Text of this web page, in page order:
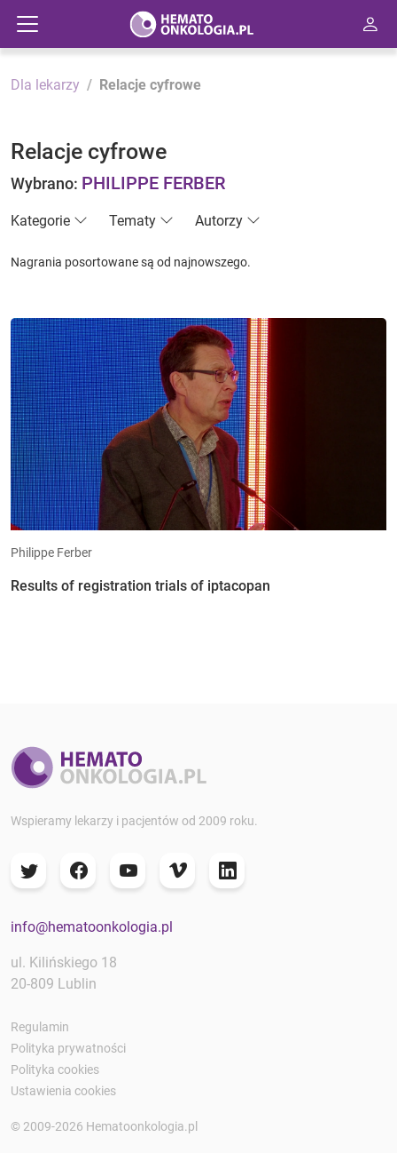
Dla lekarzy Relacje cyfrowe
Relacje cyfrowe
Wybrano: PHILIPPE FERBER
Kategorie Tematy Autorzy
Nagrania posortowane są od najnowszego.
Philippe Ferber
Results of registration trials of iptacopan
Wspieramy lekarzy i pacjentów od 2009 roku.
info@hematoonkologia.pl
ul. Kilińskiego 18
20-809 Lublin
Regulamin
Polityka prywatności
Polityka cookies
Ustawienia cookies
© 2009-2026 Hematoonkologia.pl